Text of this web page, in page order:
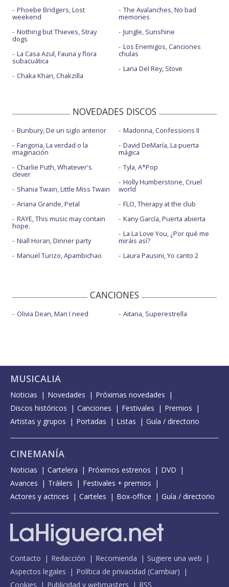
Phoebe Bridgers, Lost
weekend
Nothing but Thieves, Stray
dogs
La Casa Azul, Fauna y flora
subacuática
Chaka Khan, Chakzilla
The Avalanches, No bad
memories
Jungle, Sunshine
Los Enemigos, Canciones
chulas
Lana Del Rey, Stove
NOVEDADES DISCOS
Bunbury, De un siglo anterior
Fangoria, La verdad o la
imaginación
Charlie Puth, Whatever's
clever
Shania Twain, Little Miss Twain
Ariana Grande, Petal
RAYE, This music may contain
hope.
Niall Horan, Dinner party
Manuel Turizo, Apambichao
Madonna, Confessions II
David DeMaría, La puerta
mágica
Tyla, A*Pop
Holly Humberstone, Cruel
world
FLO, Therapy at the club
Kany García, Puerta abierta
La La Love You, ¿Por qué me
miráis así?
Laura Pausini, Yo canto 2
CANCIONES
Olivia Dean, Man I need Aitana, Superestrella
MUSICALIA
Noticias Novedades
Próximas novedades
Discos históricos
Canciones Festivales
Premios
Artistas y grupos
Portadas Listas Guía / directorio
CINEMANÍA
Noticias Cartelera Próximos estrenos
DVD
Avances
Tráilers
Festivales + premios
Actores y actrices
Carteles Box-office Guía / directorio
Contacto Redacción Recomienda
Sugiere una web
Aspectos legales
Política de privacidad (Cambiar)
Cookies
Publicidad y webmasters RSS